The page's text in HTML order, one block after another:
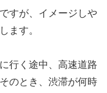
すが、イメージしや
ます。
行く途中、高速道路
のとき、渋滞が何時